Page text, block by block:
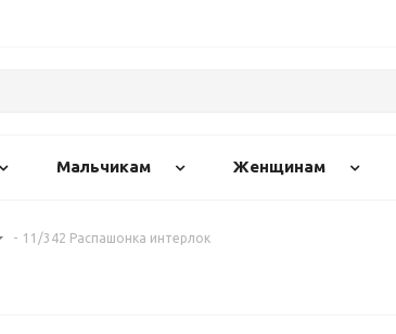
Мальчикам Женщинам
- 11/342 Распашонка интерлок